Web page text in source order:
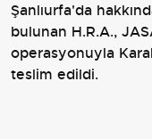
Şanlıurfa'da
bulunan H.R.A.,
operasyonuyla
teslim edildi.